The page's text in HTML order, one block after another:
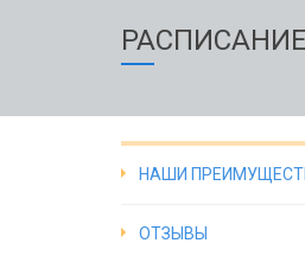
НАШИ
ОТЗЫВЫ